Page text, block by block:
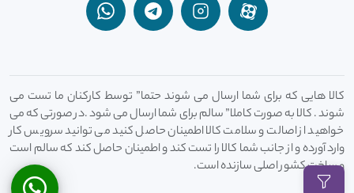
کالا هایی که برای شما ارسال می شوند حتما” توسط کارکنان ما تست می
شوند . کالا به صورت کاملا” سالم برای شما ارسال می شود .در صورتی که می
خواهید از اصالت و سلامت کالا اطمینان حاصل کنید می توانید سرویس کار
وارد آورده و از جانب شما کالا را تست کند و اطمینان حاصل کند که سالم است
و ساخت کشور اصلی سازنده است.